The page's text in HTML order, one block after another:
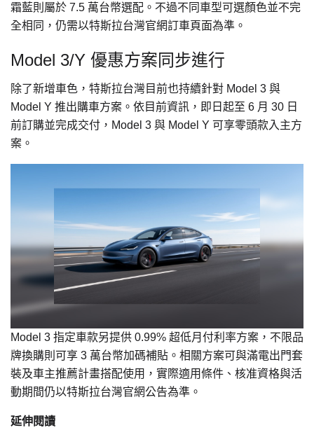
霜藍則屬於 7.5 萬台幣選配。不過不同車型可選顏色並不完
全相同，仍需以特斯拉台灣官網訂車頁面為準。
Model 3/Y 優惠方案同步進行
除了新增車色，特斯拉台灣目前也持續針對 Model 3 與
Model Y 推出購車方案。依目前資訊，即日起至 6 月 30 日
前訂購並完成交付，Model 3 與 Model Y 可享零頭款入主方
案。
Model 3 指定車款另提供 0.99% 超低月付利率方案，不限品
牌換購則可享 3 萬台幣加碼補貼。相關方案可與滿電出門套
裝及車主推薦計畫搭配使用，實際適用條件、核准資格與活
動期間仍以特斯拉台灣官網公告為準。
延伸閱讀